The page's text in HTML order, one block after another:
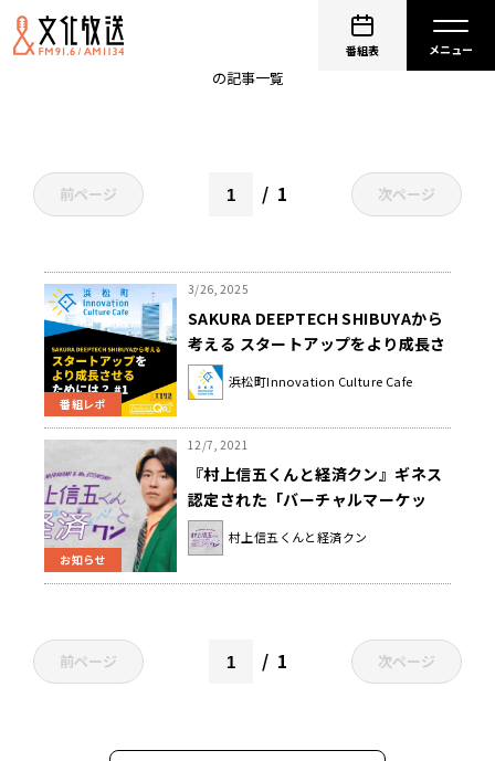
番組表
の記事一覧
前ページ 1 次ページ
番組レポ
3/26, 2025
SAKURA DEEPTECH SHIBUYAから
考える スタートアップをより成長さ
せるためには？
浜松町Innovation Culture Cafe
お知らせ
12/7, 2021
『村上信五くんと経済クン』ギネス
認定された「バーチャルマーケッ
ト」に迫る！
村上信五くんと経済クン
前ページ 1 次ページ